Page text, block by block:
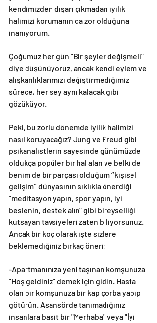
kendimizden dışarı çıkmadan iyilik
halimizi korumanın da zor olduğuna
inanıyorum.
Çoğumuz her gün "Bir şeyler değişmeli"
diye düşünüyoruz, ancak kendi eylem ve
alışkanlıklarımızı değiştirmediğimiz
sürece, her şey aynı kalacak gibi
gözüküyor.
Peki, bu zorlu dönemde iyilik halimizi
nasıl koruyacağız? Jung ve Freud gibi
psikanalistlerin sayesinde günümüzde
oldukça popüler bir hal alan ve belki de
benim de bir parçası olduğum ‘’kişisel
gelişim’’ dünyasının sıklıkla önerdiği
"meditasyon yapın, spor yapın, iyi
beslenin, destek alın" gibi bireyselliği
kutsayan tavsiyeleri zaten biliyorsunuz.
Ancak bir koç olarak işte sizlere
beklemediğiniz birkaç öneri:
-Apartmanınıza yeni taşınan komşunuza
"Hoş geldiniz" demek için gidin. Hasta
olan bir komşunuza bir kap çorba yapıp
götürün. Asansörde tanımadığınız
insanlara basit bir "Merhaba" veya "İyi